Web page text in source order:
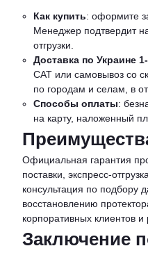
Как купить: оформите
Менеджер подтвердит
отгрузки.
Доставка по Украине
САТ или самовывоз со
по городам и селам, в
Способы оплаты:
на карту, наложенный
Официальная гарантия
поставки, экспресс-
консультация по подбору
восстановлению
корпоративных клиентов и
Заключение